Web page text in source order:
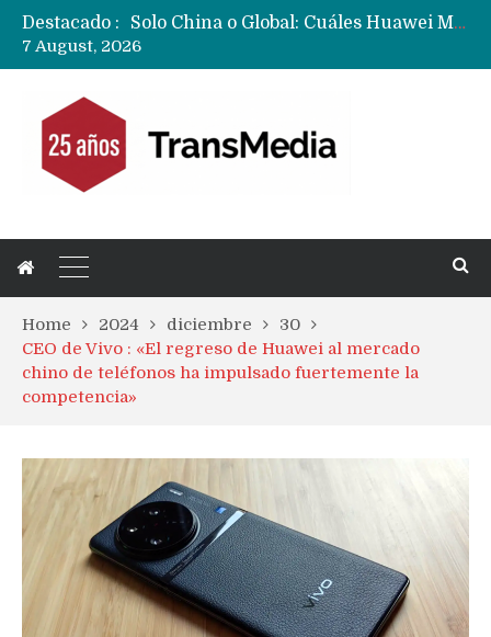
Destacado :
Data Centers de Huawei en Chile, México, Brasil,Perú y Argentina podrían verse afectados por arremetida de EE.UU
7 August, 2026
Home 2024 diciembre
30
CEO de Vivo : «El regreso de Huawei al mercado
chino de teléfonos ha impulsado fuertemente la
competencia»